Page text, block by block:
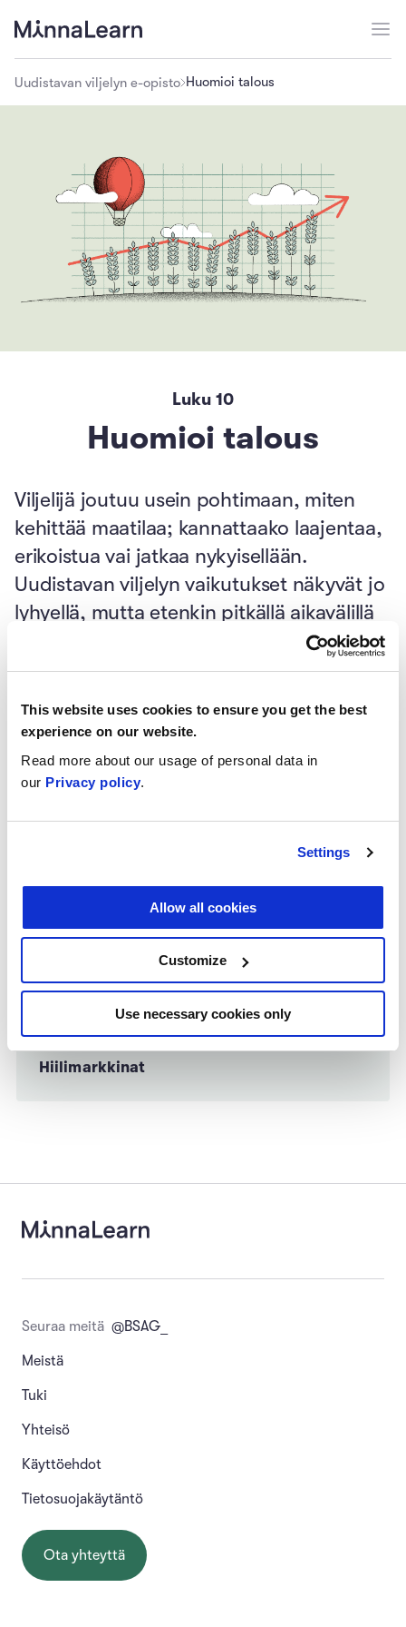
This website uses cookies to ensure you get the best
experience on our website.
Read more about our usage of personal data in
our Privacy policy.
Settings
Allow all cookies
Customize
Use necessary cookies only
Uudistavan viljelyn e-opisto Huomioi talous
Luku 10
Huomioi talous
Viljelijä joutuu usein pohtimaan, miten
kehittää maatilaa; kannattaako laajentaa,
erikoistua vai jatkaa nykyisellään.
Uudistavan viljelyn vaikutukset näkyvät jo
lyhyellä, mutta etenkin pitkällä aikavälillä
koko maatilayrityksen kilpailukyvyssä.
Tehtävät
Maatilan strateginen johtaminen
Talouden johtaminen 0/2
Hiilimarkkinat
Seuraa meitä @BSAG_
Meistä
Tuki
Yhteisö
Käyttöehdot
Tietosuojakäytäntö
Ota yhteyttä